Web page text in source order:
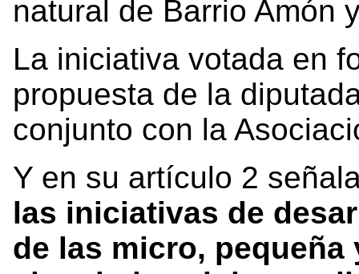
natural de Barrio Amón
La iniciativa votada en
propuesta de la
conjunto con la
Y en su artículo 2
las iniciativas de
de las micro, pequeña